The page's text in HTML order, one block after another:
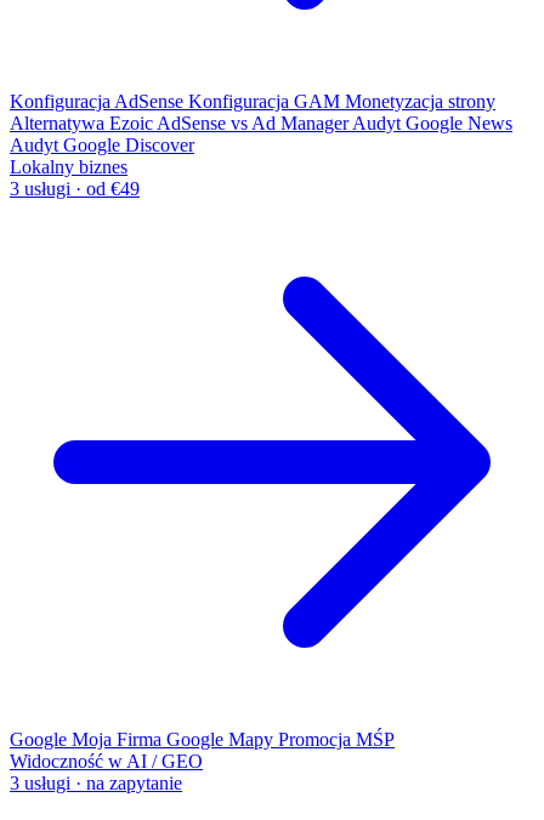
Konfiguracja AdSense Konfiguracja GAM Monetyzacja strony
Alternatywa Ezoic AdSense vs Ad Manager Audyt Google News
Audyt Google Discover
Lokalny biznes
3 usługi · od €49
Google Moja Firma Google Mapy Promocja MŚP
Widoczność w AI / GEO
3 usługi · na zapytanie